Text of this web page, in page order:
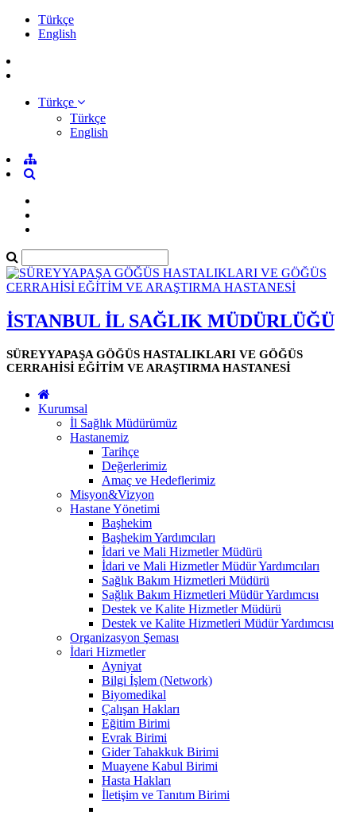
Türkçe
English
Türkçe
Türkçe
English
İSTANBUL İL SAĞLIK MÜDÜRLÜĞÜ
SÜREYYAPAŞA GÖĞÜS HASTALIKLARI VE GÖĞÜS
CERRAHİSİ EĞİTİM VE ARAŞTIRMA HASTANESİ
Kurumsal
İl Sağlık Müdürümüz
Hastanemiz
Tarihçe
Değerlerimiz
Amaç ve Hedeflerimiz
Misyon&Vizyon
Hastane Yönetimi
Başhekim
Başhekim Yardımcıları
İdari ve Mali Hizmetler Müdürü
İdari ve Mali Hizmetler Müdür Yardımcıları
Sağlık Bakım Hizmetleri Müdürü
Sağlık Bakım Hizmetleri Müdür Yardımcısı
Destek ve Kalite Hizmetler Müdürü
Destek ve Kalite Hizmetleri Müdür Yardımcısı
Organizasyon Şeması
İdari Hizmetler
Ayniyat
Bilgi İşlem (Network)
Biyomedikal
Çalışan Hakları
Eğitim Birimi
Evrak Birimi
Gider Tahakkuk Birimi
Muayene Kabul Birimi
Hasta Hakları
İletişim ve Tanıtım Birimi